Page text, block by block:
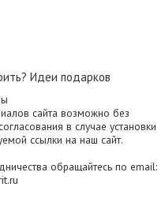
Идеи подарков
сайта возможно без
в случае установки
ссылки на наш сайт.
обращайтесь по email: